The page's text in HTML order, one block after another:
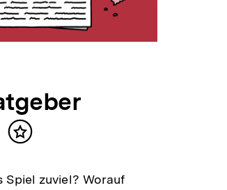
Inhalt
Spiel zuviel? Worauf